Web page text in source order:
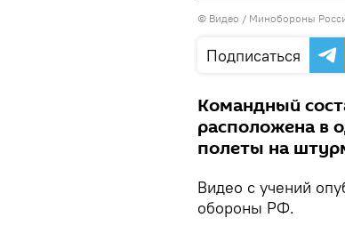
© Видео / Минобороны
Подписаться
Командный
расположена в
полеты на
Видео с учений
обороны РФ.